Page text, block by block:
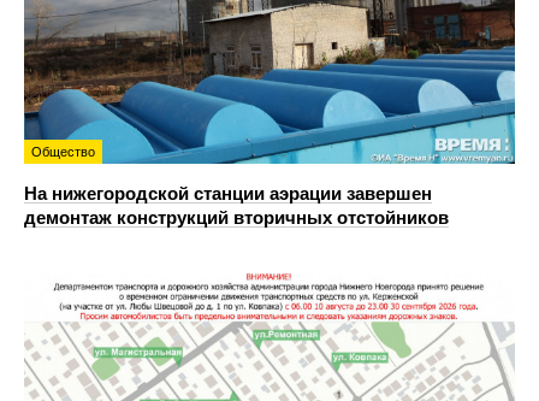
Общество
На нижегородской станции аэрации завершен
демонтаж конструкций вторичных отстойников